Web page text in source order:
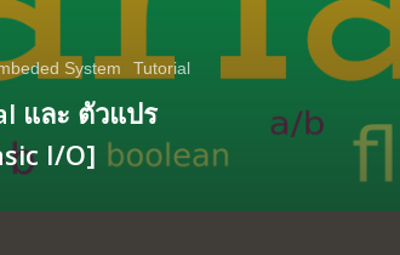
System Tutorial
และ ตัวแปร
I/O]